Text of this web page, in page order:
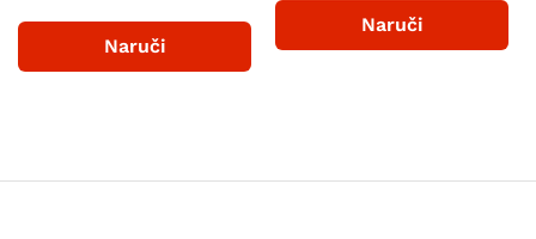
4.60
Naruči
4.80
Naruči